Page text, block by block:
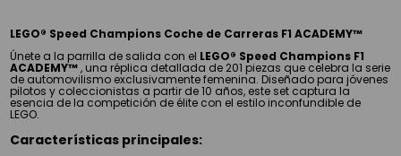
LEGO® Speed Champions Coche de Carreras F1 ACADEMY™
Únete a la parrilla de salida con el LEGO® Speed Champions F1
ACADEMY™, una réplica detallada de 201 piezas que celebra la serie
de automovilismo exclusivamente femenina. Diseñado para jóvenes
pilotos y coleccionistas a partir de 10 años, este set captura la
esencia de la competición de élite con el estilo inconfundible de
LEGO.
Características principales: